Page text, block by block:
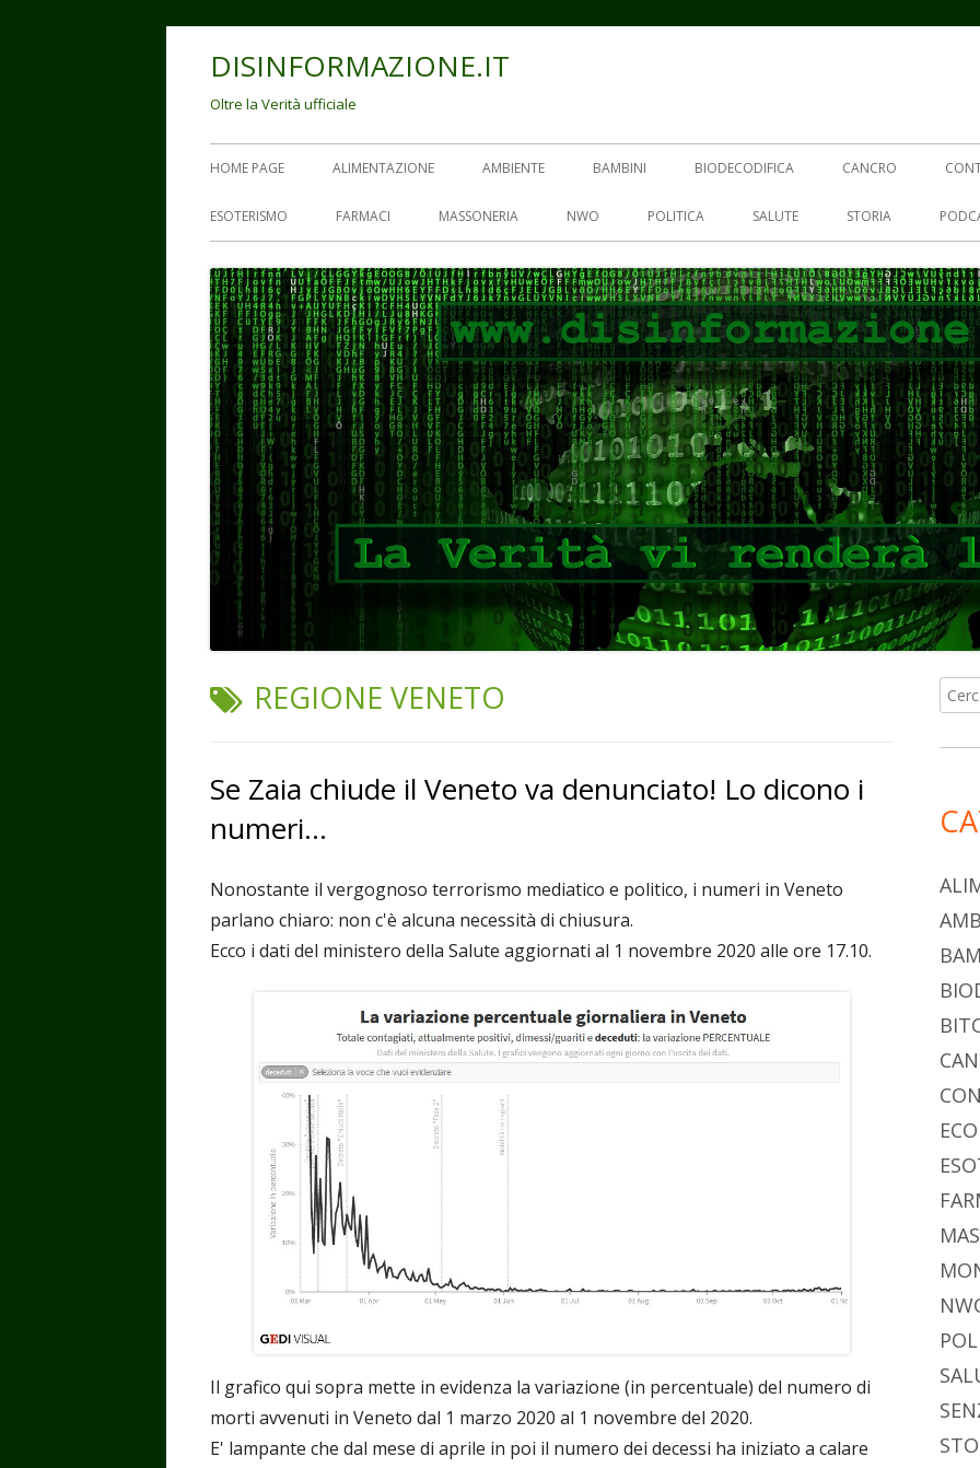
DISINFORMAZIONE.IT
Oltre la Verità ufficiale
Menu
principale
HOME PAGE ALIMENTAZIONE AMBIENTE BAMBINI BIODECODIFICA CANCRO
ESOTERISMO FARMACI MASSONERIA NWO POLITICA SALUTE STORIA
TAG:
REGIONE VENETO
Se Zaia chiude il Veneto va denunciato! Lo dicono i
numeri…
Nonostante il vergognoso terrorismo mediatico e politico, i numeri in Veneto
parlano chiaro: non c'è alcuna necessità di chiusura.
Ecco i dati del ministero della Salute aggiornati al 1 novembre 2020 alle ore 17.10.
Il grafico qui sopra mette in evidenza la variazione (in percentuale) del numero di
morti avvenuti in Veneto dal 1 marzo 2020 al 1 novembre del 2020.
E' lampante che dal mese di aprile in poi il numero dei decessi ha iniziato a calare
per: